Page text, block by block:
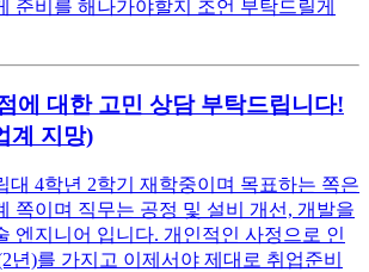
준비를 해나가야할지 조언 부탁드릴게
에 대한 고민 상담 부탁드립니다!
계 지망)
대 4학년 2학기 재학중이며 목표하는 쪽은
쪽이며 직무는 공정 및 설비 개선, 개발을
엔지니어 입니다. 개인적인 사정으로 인
년)를 가지고 이제서야 제대로 취업준비